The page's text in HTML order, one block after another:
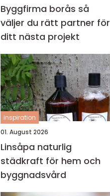
Byggfirma borås så
väljer du rätt partner för
ditt nästa projekt
inspiration
01. August 2026
Linsåpa naturlig
städkraft för hem och
byggnadsvård